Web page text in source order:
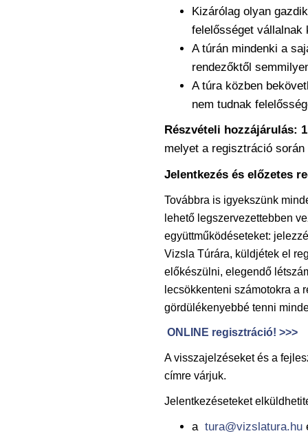
Kizárólag olyan
felelősséget
A túrán mindenki a
rendezőktől
A túra közben
nem tudnak
Részvételi hozzájárulás:
melyet a regisztráció
Jelentkezés és előzetes
Továbbra is igyekszünk
lehető legszervezettebben
együttműködéseteket:
Vizsla Túrára, küldjétek el
előkészülni, elegendő
lecsökkenteni számotokra a
gördülékenyebbé tenni
ONLINE regisztráció! >>>
A visszajelzéseket és a
címre várjuk.
Jelentkezéseteket
a tura@vizslatura.hu